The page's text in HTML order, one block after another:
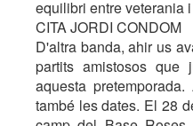
equilibri entre veterania
CITA JORDI CONDOM
D'altra banda, ahir us
partits amistosos que
aquesta
també les dates. El 28